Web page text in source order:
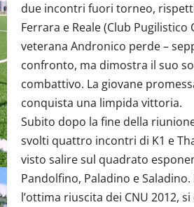
due incontri fuori torneo,
Ferrara e Reale (Club Pugilistico
veterana Andronico perde –
confronto, ma dimostra il suo
combattivo. La giovane
conquista una limpida vittoria.
Subito dopo la fine della
svolti quattro incontri di K1 e
visto salire sul quadrato
Pandolfino, Paladino e
l’ottima riuscita dei CNU 2012,